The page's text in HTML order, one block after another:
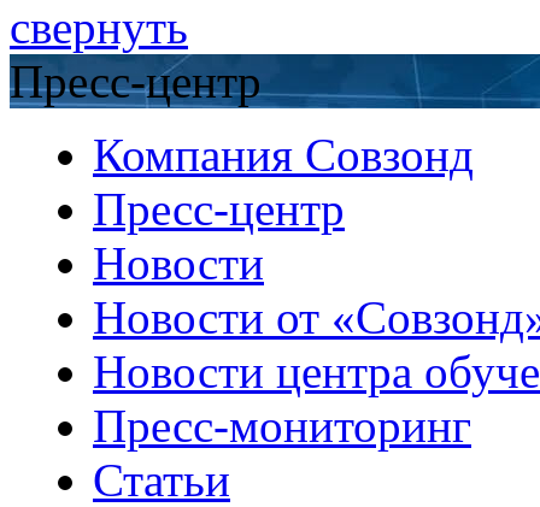
свернуть
Пресс-центр
Компания Совзонд
Пресс-центр
Новости
Новости от
Новости центра
Пресс-мониторинг
Статьи